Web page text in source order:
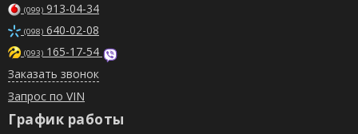
(099) 913-04-34
(098) 640-02-08
(093) 165-17-54
Заказать звонок
Запрос по VIN
График работы